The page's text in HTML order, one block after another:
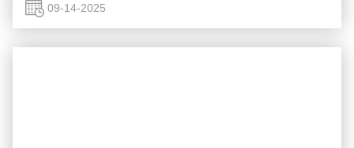
Sistemlerimiz do...
09-14-2025